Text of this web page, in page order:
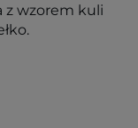
z wzorem kuli